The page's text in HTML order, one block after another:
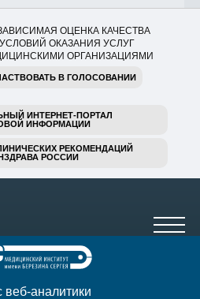
ОЦЕНКА КАЧЕСТВА
УСЛОВИЙ ОКАЗАНИЯ УСЛУГ
ОРГАНИЗАЦИЯМИ
В ГОЛОСОВАНИИ
ИНТЕРНЕТ-ПОРТАЛ
ИНФОРМАЦИИ
РЕКОМЕНДАЦИЙ
РОССИИ
аналитики